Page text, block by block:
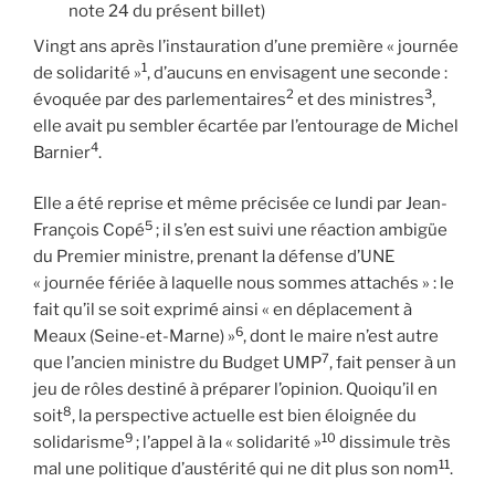
note 24 du présent billet)
Vingt ans après l’instauration d’une première « journée
de solidarité »1, d’aucuns en envisagent une seconde :
évoquée par des parlementaires2 et des ministres3,
elle avait pu sembler écartée par l’entourage de Michel
Barnier4.
Elle a été reprise et même précisée ce lundi par Jean-
François Copé5 ; il s’en est suivi une réaction ambigüe
du Premier ministre, prenant la défense d’UNE
« journée fériée à laquelle nous sommes attachés » : le
fait qu’il se soit exprimé ainsi « en déplacement à
Meaux (Seine-et-Marne) »6, dont le maire n’est autre
que l’ancien ministre du Budget UMP7, fait penser à un
jeu de rôles destiné à préparer l’opinion. Quoiqu’il en
soit8, la perspective actuelle est bien éloignée du
solidarisme9 ; l’appel à la « solidarité »10 dissimule très
mal une politique d’austérité qui ne dit plus son nom11.